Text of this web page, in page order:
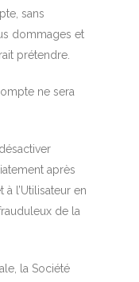
sans
dommages et
prétendre.
ne sera
après
l’Utilisateur en
de la
la Société